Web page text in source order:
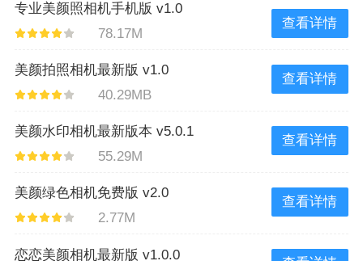
专业美颜照相机手机版 v1.0
78.17M
查看详情
美颜拍照相机最新版 v1.0
40.29MB
查看详情
美颜水印相机最新版本 v5.0.1
55.29M
查看详情
美颜绿色相机免费版 v2.0
2.77M
查看详情
恋恋美颜相机最新版 v1.0.0